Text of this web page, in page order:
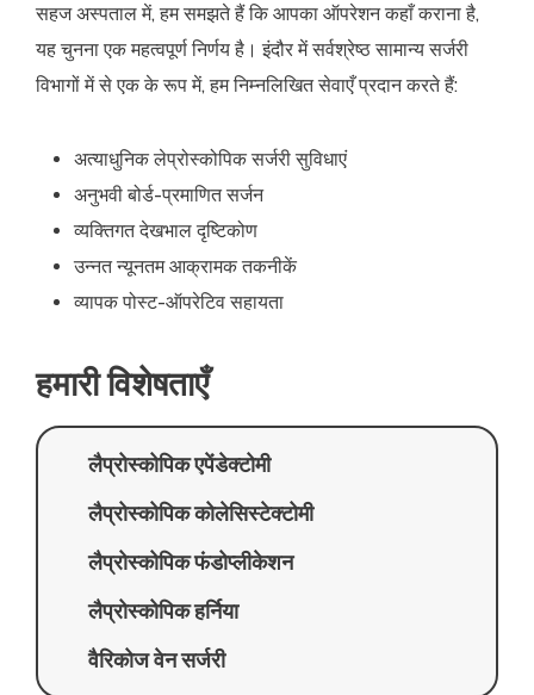
सहज अस्पताल में, हम समझते हैं कि आपका ऑपरेशन कहाँ कराना है,
यह चुनना एक महत्वपूर्ण निर्णय है। इंदौर में सर्वश्रेष्ठ सामान्य सर्जरी
विभागों में से एक के रूप में, हम निम्नलिखित सेवाएँ प्रदान करते हैं:
अत्याधुनिक लेप्रोस्कोपिक सर्जरी सुविधाएं
अनुभवी बोर्ड-प्रमाणित सर्जन
व्यक्तिगत देखभाल दृष्टिकोण
उन्नत न्यूनतम आक्रामक तकनीकें
व्यापक पोस्ट-ऑपरेटिव सहायता
हमारी विशेषताएँ
लैप्रोस्कोपिक एपेंडेक्टोमी
लैप्रोस्कोपिक कोलेसिस्टेक्टोमी
लैप्रोस्कोपिक फंडोप्लीकेशन
लैप्रोस्कोपिक हर्निया
वैरिकोज वेन सर्जरी